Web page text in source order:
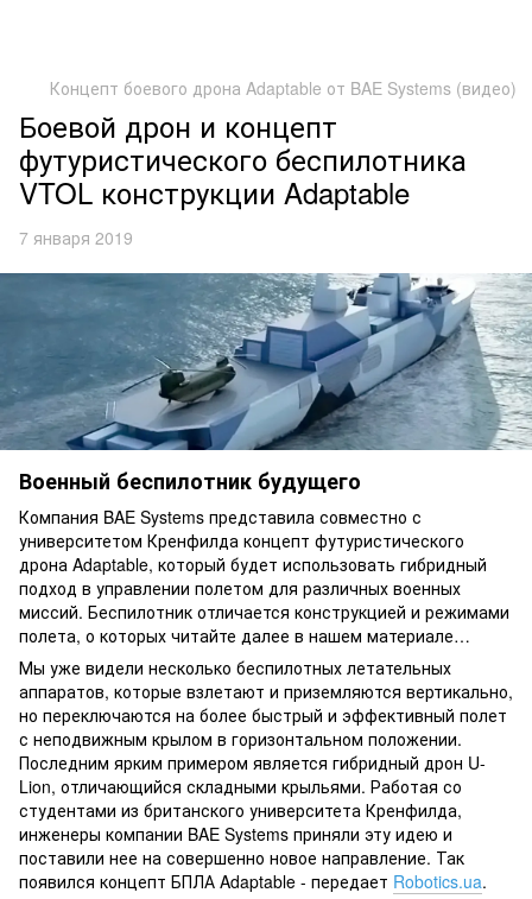
Концепт боевого дрона Adaptable от BAE Systems (видео)
Боевой дрон и концепт
футуристического беспилотника
VTOL конструкции Adaptable
7 января 2019
Военный беспилотник будущего
Компания BAE Systems представила совместно с
университетом Кренфилда концепт футуристического
дрона Adaptable, который будет использовать гибридный
подход в управлении полетом для различных военных
миссий. Беспилотник отличается конструкцией и режимами
полета, о которых читайте далее в нашем материале…
Мы уже видели несколько беспилотных летательных
аппаратов, которые взлетают и приземляются вертикально,
но переключаются на более быстрый и эффективный полет
с неподвижным крылом в горизонтальном положении.
Последним ярким примером является гибридный дрон U-
Lion, отличающийся складными крыльями. Работая со
студентами из британского университета Кренфилда,
инженеры компании BAE Systems приняли эту идею и
поставили нее на совершенно новое направление. Так
появился концепт БПЛА Adaptable - передает Robotics.ua.